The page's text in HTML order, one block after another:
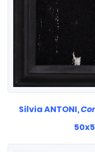
Silvia ANTONI,